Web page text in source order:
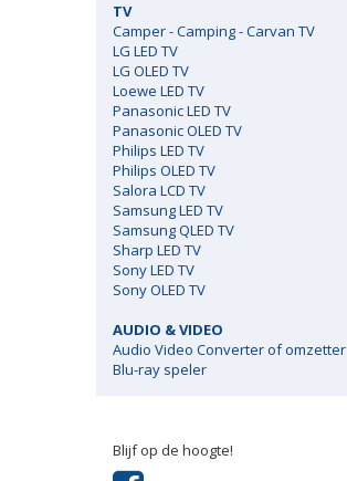
TV
Camper - Camping - Carvan TV
LG LED TV
LG OLED TV
Loewe LED TV
Panasonic LED TV
Panasonic OLED TV
Philips LED TV
Philips OLED TV
Salora LCD TV
Samsung LED TV
Samsung QLED TV
Sharp LED TV
Sony LED TV
Sony OLED TV
AUDIO & VIDEO
Audio Video Converter of omzetter
Blu-ray speler
Blijf op de hoogte!